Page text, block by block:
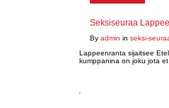
Seksiseuraa
By admin in seksi-
Lappeenranta sijaitsee
kumppanina on joku jota